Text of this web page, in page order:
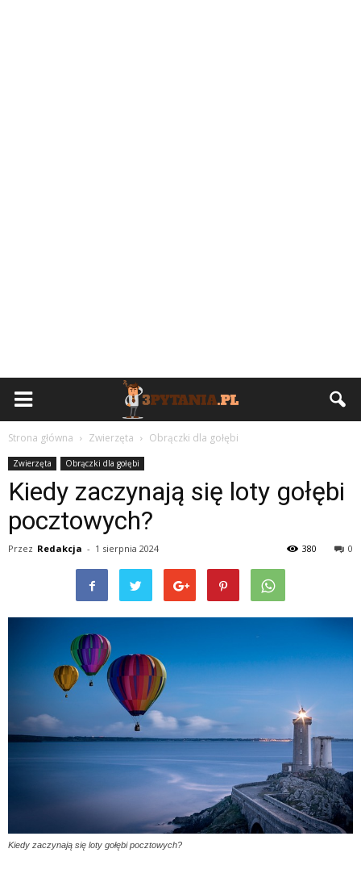
Strona główna Zwierzęta Obrączki dla gołębi
Zwierzęta Obrączki dla gołębi
Kiedy zaczynają się loty gołębi
pocztowych?
Przez Redakcja - 1 sierpnia 2024 0
380
Kiedy zaczynają się loty gołębi pocztowych?